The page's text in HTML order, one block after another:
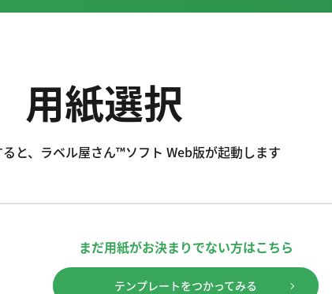
用紙選択
と、ラベル屋さん™ソフト Web版が起動します
まだ用紙がお決まりでない方はこちら
テンプレートをつかってみる